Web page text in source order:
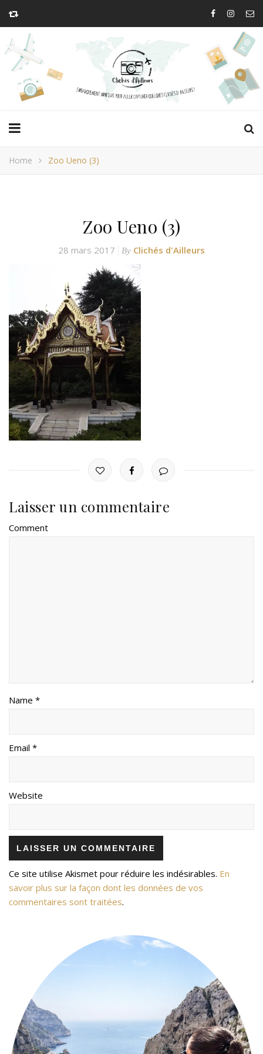
Home Zoo Ueno (3)
Zoo Ueno (3)
28 mars 2017 By Clichés d'Ailleurs
Laisser un commentaire
Comment
Name *
Email *
Website
Ce site utilise Akismet pour réduire les indésirables. En
savoir plus sur la façon dont les données de vos
commentaires sont traitées.